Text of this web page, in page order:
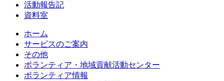
活動報告記
資料室
ホーム
サービスのご案内
その他
ボランティア・地域貢献活動センター
ボランティア情報